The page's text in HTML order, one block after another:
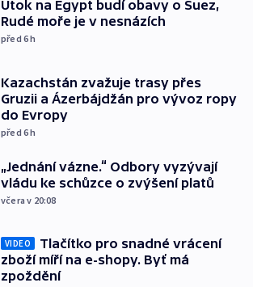
Útok na Egypt budí obavy o Suez,
Rudé moře je v nesnázích
před 6h
Kazachstán zvažuje trasy přes
Gruzii a Ázerbájdžán pro vývoz ropy
do Evropy
před 6h
„Jednání vázne.“ Odbory vyzývají
vládu ke schůzce o zvýšení platů
včera v 20:08
VIDEO
Tlačítko pro snadné vrácení
zboží míří na e-shopy. Byť má
zpoždění